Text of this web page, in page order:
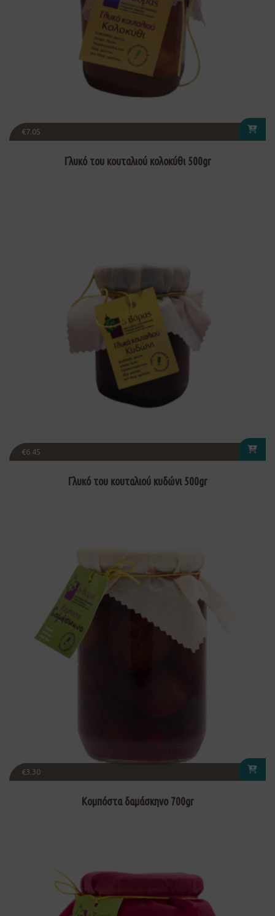
€7.05
Γλυκό του κουταλιού κολοκύθι 500gr
€6.45
Γλυκό του κουταλιού κυδώνι 500gr
€3.30
Κομπόστα δαμάσκηνο 700gr